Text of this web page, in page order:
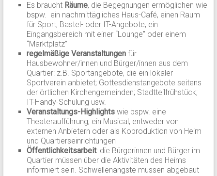
Es braucht Räume, die Begegnungen ermöglichen wie
bspw. ein nachmittägliches Haus-Café, einen Raum
für Sport, Bastel- oder IT-Angebote, ein
Eingangsbereich mit einer “Lounge” oder einem
“Marktplatz”
regelmäßige Veranstaltungenfür
Hausbewohner/innen und Bürger/innen aus dem
Quartier: z.B. Sportangebote, die ein lokaler
Sportverein anbietet; Gottesdienstangebote seitens
der örtlichen Kirchengemeinden; Stadtteilfrühstück;
IT-Handy-Schulung usw.
Veranstaltungs-Highlightswie bspw. eine
Theateraufführung, ein Musical, entweder von
externen Anbietern oder als Koproduktion von Heim
und Quartierseinrichtungen
Öffentlichkeitsarbeit: die Bürgerinnen und Bürger im
Quartier müssen über die Aktivitäten des Heims
informiert sein. Schwellenängste müssen abgebaut